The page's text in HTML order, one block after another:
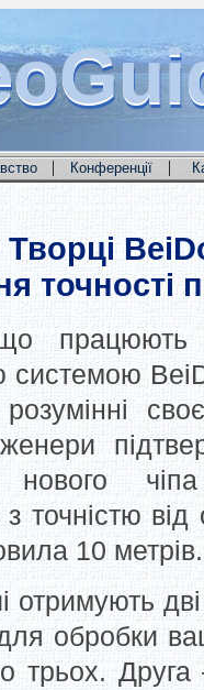
| Конференції |
Творці
точності
працюють
системою
чіпа
з точністю
10 метрів.
отримують
обробки
трьох. Друга